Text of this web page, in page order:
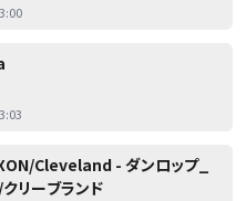
Cleveland - ダンロップ_
リーブランド